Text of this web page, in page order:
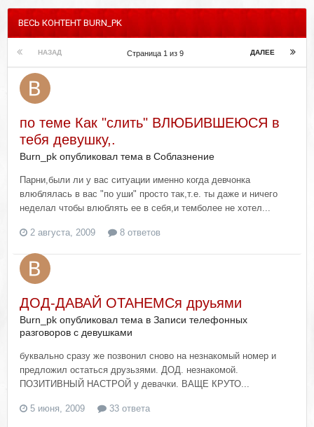
ВЕСЬ КОНТЕНТ BURN_PK
НАЗАД ДАЛЕЕ
Страница 1 из 9
по теме Как "слить" ВЛЮБИВШЕЮСЯ в
тебя девушку,.
Burn_pk опубликовал тема в Соблазнение
Парни,были ли у вас ситуации именно когда девчонка
влюблялась в вас "по уши" просто так,т.е. ты даже и ничего
неделал чтобы влюблять ее в себя,и темболее не хотел...
2 августа, 2009 8 ответов
ДОД-ДАВАЙ ОТАНЕМСя друьями
Burn_pk опубликовал тема в Записи телефонных
разговоров с девушками
буквально сразу же позвонил сново на незнакомый номер и
предложил остаться друзьзями. ДОД. незнакомой.
ПОЗИТИВНЫЙ НАСТРОЙ у девачки. ВАЩЕ КРУТО...
5 июня, 2009 33 ответа